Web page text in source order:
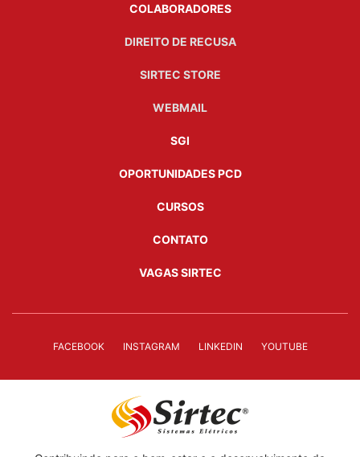
COLABORADORES
DIREITO DE RECUSA
SIRTEC STORE
WEBMAIL
SGI
OPORTUNIDADES PCD
CURSOS
CONTATO
VAGAS SIRTEC
FACEBOOK INSTAGRAM LINKEDIN YOUTUBE